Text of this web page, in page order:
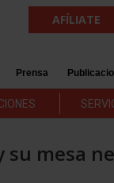
AFÍLIATE
Prensa
su mesa